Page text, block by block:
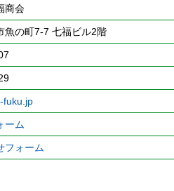
商会
魚の町7-7 七福ビル2階
fuku.jp
ーム
フォーム